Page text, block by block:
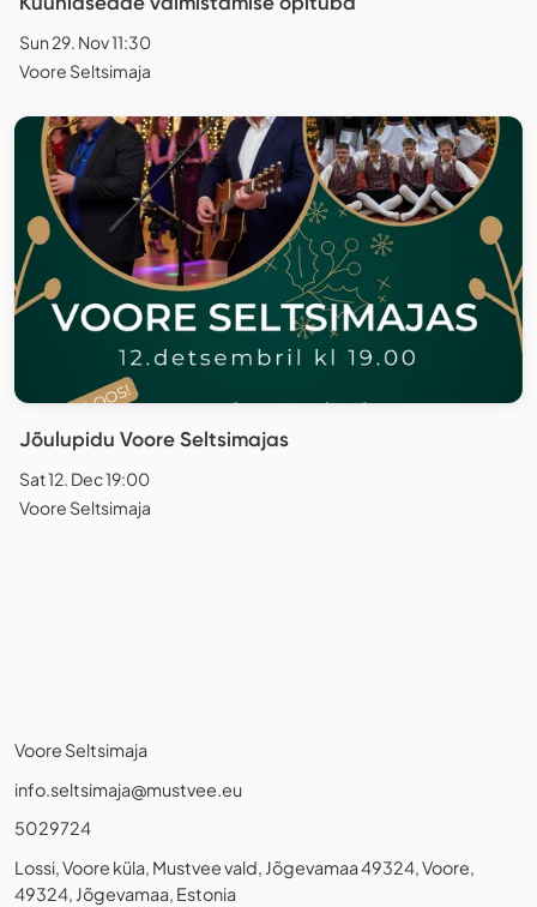
Sun 29. Nov 11:30
Voore Seltsimaja
Jõulupidu Voore Seltsimajas
Sat 12. Dec 19:00
Voore Seltsimaja
Voore Seltsimaja
info.seltsimaja@mustvee.eu
5029724
Lossi, Voore küla, Mustvee vald, Jõgevamaa 49324, Voore,
49324, Jõgevamaa, Estonia